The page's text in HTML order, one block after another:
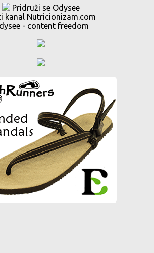
Pridruži se Odysee
kanal Nutricionizam.com
- content freedom